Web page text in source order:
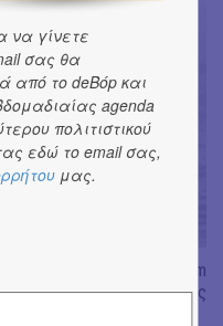
Livitsanos, Willem
το soundtrack της ταινίας
να γίνετε
σας θα
από το deBόp και
agenda
πολιτιστικού
εδώ το email σας,
μας.